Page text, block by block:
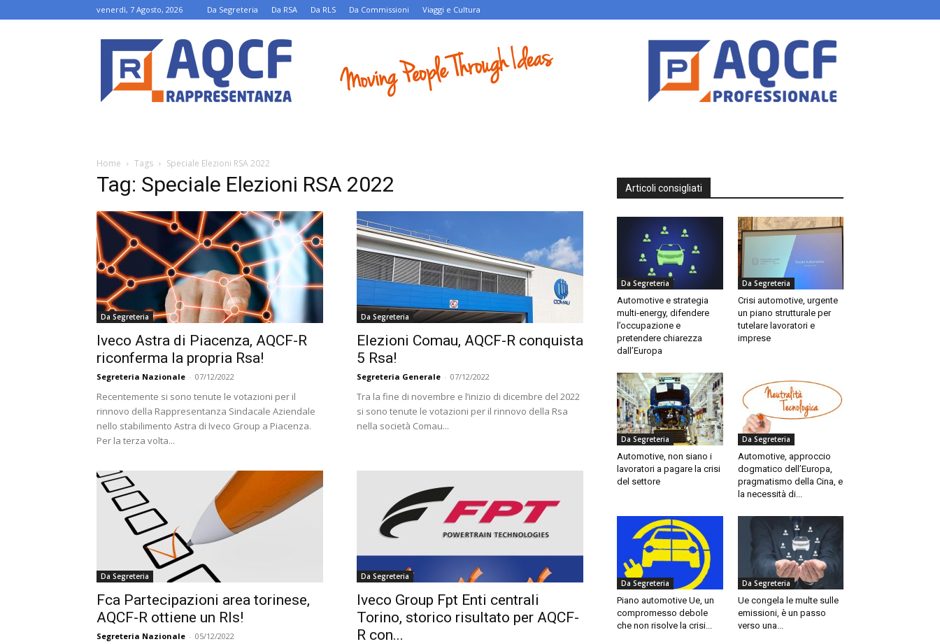
venerdì, 7 Agosto, 2026 Da Segreteria Da RSA Da RLS Da Commissioni Viaggi e Cultura
AQCF-
R
Home Tags Speciale Elezioni RSA 2022
Tag: Speciale Elezioni RSA 2022
Da Segreteria
Iveco Astra di Piacenza, AQCF-R
riconferma la propria Rsa!
Segreteria Nazionale - 07/12/2022
Recentemente si sono tenute le votazioni per il
rinnovo della Rappresentanza Sindacale Aziendale
nello stabilimento Astra di Iveco Group a Piacenza.
Per la terza volta...
Da Segreteria
Elezioni Comau, AQCF-R conquista
5 Rsa!
Segreteria Generale - 07/12/2022
Tra la fine di novembre e l’inizio di dicembre del 2022
si sono tenute le votazioni per il rinnovo della Rsa
nella società Comau...
Da Segreteria
Fca Partecipazioni area torinese,
AQCF-R ottiene un Rls!
Segreteria Nazionale - 05/12/2022
Da Segreteria
Iveco Group Fpt Enti centrali
Torino, storico risultato per AQCF-
R con...
Articoli consigliati
Da Segreteria
Automotive e strategia
multi-energy, difendere
l’occupazione e
pretendere chiarezza
dall’Europa
Da Segreteria
Crisi automotive, urgente
un piano strutturale per
tutelare lavoratori e
imprese
Da Segreteria
Automotive, non siano i
lavoratori a pagare la crisi
del settore
Da Segreteria
Automotive, approccio
dogmatico dell’Europa,
pragmatismo della Cina, e
la necessità di...
Da Segreteria
Piano automotive Ue, un
compromesso debole
che non risolve la crisi...
Da Segreteria
Ue congela le multe sulle
emissioni, è un passo
verso una...